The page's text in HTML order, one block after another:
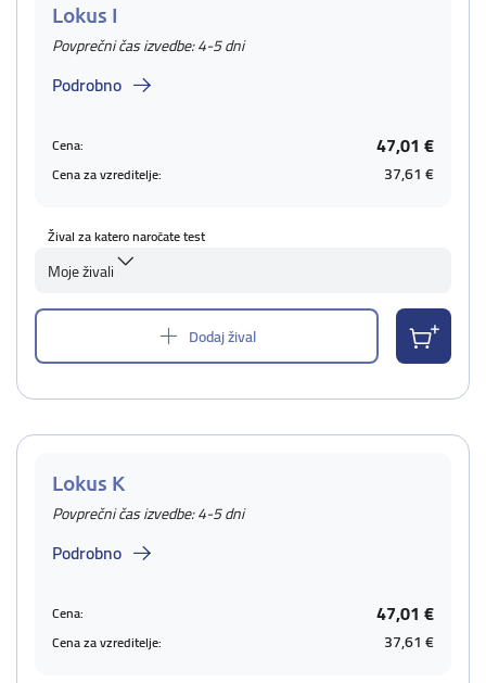
Lokus I
Povprečni čas izvedbe: 4-5 dni
Podrobno
Cena: 47,01 €
Cena za vzreditelje: 37,61 €
Žival za katero naročate test
Moje živali
Dodaj žival
Lokus K
Povprečni čas izvedbe: 4-5 dni
Podrobno
Cena: 47,01 €
Cena za vzreditelje: 37,61 €